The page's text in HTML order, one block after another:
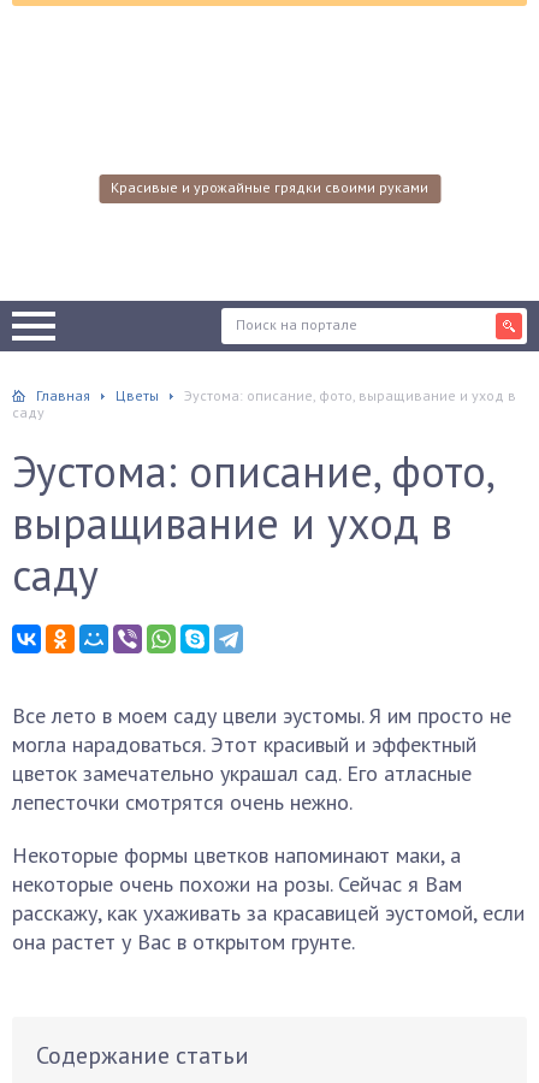
Красивые и урожайные грядки своими руками
Главная Цветы
Эустома: описание, фото, выращивание и уход в
саду
Эустома: описание, фото,
выращивание и уход в
саду
Все лето в моем саду цвели эустомы. Я им просто не
могла нарадоваться. Этот красивый и эффектный
цветок замечательно украшал сад. Его атласные
лепесточки смотрятся очень нежно.
Некоторые формы цветков напоминают маки, а
некоторые очень похожи на розы. Сейчас я Вам
расскажу, как ухаживать за красавицей эустомой, если
она растет у Вас в открытом грунте.
Содержание статьи